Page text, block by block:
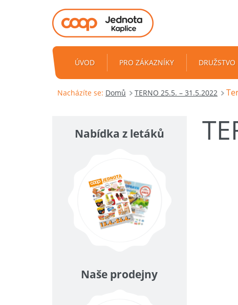
ÚVOD PRO ZÁKAZNÍKY DRUŽSTVO
Nacházíte se: Domů TERNO 25.5. – 31.5.2022
Nabídka z letáků
Naše prodejny